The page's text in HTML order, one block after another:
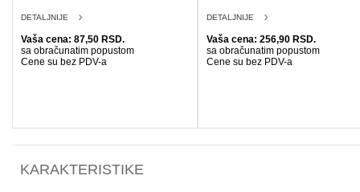
DETALJNIJE
Vaša cena: 87,50 RSD.
sa obračunatim popustom
Cene su bez PDV-a
DETALJNIJE
Vaša cena: 256,90 RSD.
sa obračunatim popustom
Cene su bez PDV-a
KARAKTERISTIKE